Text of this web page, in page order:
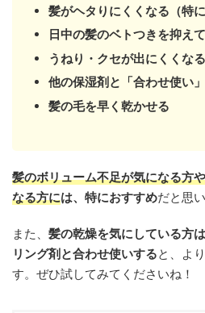
髪がヘタりにくくなる（特に
日中の髪のベトつきを抑え
うねり・クセが出にくくなる
他の保湿剤と「合わせ使い
髪の毛を早く乾かせる
髪のボリューム不足が気になる方
なる方には、特におすすめだと思い
また、 髪の乾燥を気にしている方
リング剤と合わせ使いすると、よ
す。ぜひ試してみてくださいね！